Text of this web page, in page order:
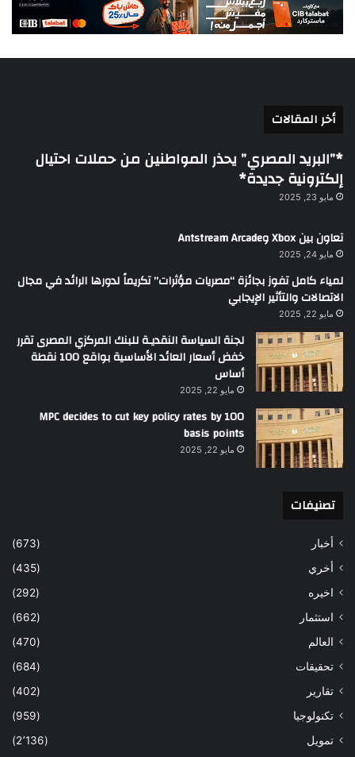
أخر المقالات
*”البريد المصري” يحذر المواطنين من حملات احتيال
إلكترونية جديدة*
مايو 23, 2025
تعاون بين Xbox وAntstream Arcade
مايو 24, 2025
لمياء كامل تفوز بجائزة “مصريات مؤثرات” تكريماً لدورها الرائد في مجال
الاتصالات والتأثير الإيجابي
مايو 22, 2025
لجنة السياسة النقديـة للبنك المركزي المصرى تقرر
خفض أسعار العائد الأساسية بواقع 100 نقطة
أساس
مايو 22, 2025
MPC decides to cut key policy rates by 100
basis points
مايو 22, 2025
تصنيفات
أخبار
(673)
أخري
(435)
اخيره
(292)
استثمار
(662)
العالم
(470)
تحقيقات
(684)
تقارير
(402)
تكنولوجيا
(959)
تمويل
(2٬136)